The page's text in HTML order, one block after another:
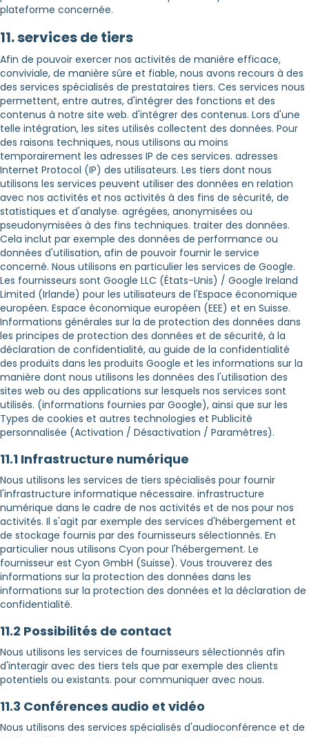
plateforme concernée.
11. services de tiers
Afin de pouvoir exercer nos activités de manière efficace,
conviviale, de manière sûre et fiable, nous avons recours à des
des services spécialisés de prestataires tiers. Ces services nous
permettent, entre autres, d'intégrer des fonctions et des
contenus à notre site web. d'intégrer des contenus. Lors d'une
telle intégration, les sites utilisés collectent des données. Pour
des raisons techniques, nous utilisons au moins
temporairement les adresses IP de ces services. adresses
Internet Protocol (IP) des utilisateurs. Les tiers dont nous
utilisons les services peuvent utiliser des données en relation
avec nos activités et nos activités à des fins de sécurité, de
statistiques et d'analyse. agrégées, anonymisées ou
pseudonymisées à des fins techniques. traiter des données.
Cela inclut par exemple des données de performance ou
données d'utilisation, afin de pouvoir fournir le service
concerné. Nous utilisons en particulier les services de Google.
Les fournisseurs sont Google LLC (États-Unis) / Google Ireland
Limited (Irlande) pour les utilisateurs de l'Espace économique
européen. Espace économique européen (EEE) et en Suisse.
Informations générales sur la de protection des données dans
les principes de protection des données et de sécurité, à la
déclaration de confidentialité, au guide de la confidentialité
des produits dans les produits Google et les informations sur la
manière dont nous utilisons les données des l'utilisation des
sites web ou des applications sur lesquels nos services sont
utilisés. (informations fournies par Google), ainsi que sur les
Types de cookies et autres technologies et Publicité
personnalisée (Activation / Désactivation / Paramètres).
11.1 Infrastructure numérique
Nous utilisons les services de tiers spécialisés pour fournir
l'infrastructure informatique nécessaire. infrastructure
numérique dans le cadre de nos activités et de nos pour nos
activités. Il s'agit par exemple des services d'hébergement et
de stockage fournis par des fournisseurs sélectionnés. En
particulier nous utilisons Cyon pour l'hébergement. Le
fournisseur est Cyon GmbH (Suisse). Vous trouverez des
informations sur la protection des données dans les
informations sur la protection des données et la déclaration de
confidentialité.
11.2 Possibilités de contact
Nous utilisons les services de fournisseurs sélectionnés afin
d'interagir avec des tiers tels que par exemple des clients
potentiels ou existants. pour communiquer avec nous.
11.3 Conférences audio et vidéo
Nous utilisons des services spécialisés d'audioconférence et de